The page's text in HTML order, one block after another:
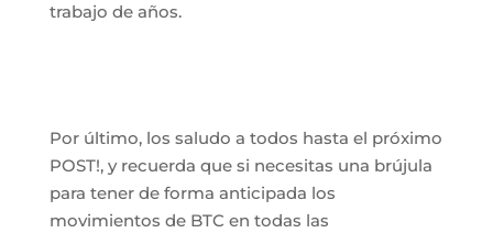
trabajo de años.
Por último, los saludo a todos hasta el próximo
POST!, y recuerda que si necesitas una brújula
para tener de forma anticipada los
movimientos de BTC en todas las